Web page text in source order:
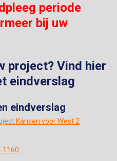
periode
bij uw
project? Vind hier
eindverslag
eindverslag
Kansen voor West 2
1160